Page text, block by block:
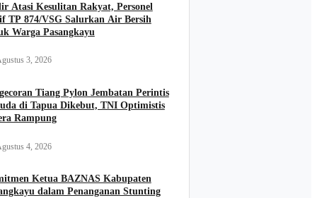
Atasi Kesulitan Rakyat, Personel
TP 874/VSG Salurkan Air Bersih
Warga Pasangkayu
3, 2026
Tiang Pylon Jembatan Perintis
di Tapua Dikebut, TNI Optimistis
Rampung
4, 2026
Ketua BAZNAS Kabupaten
dalam Penanganan Stunting